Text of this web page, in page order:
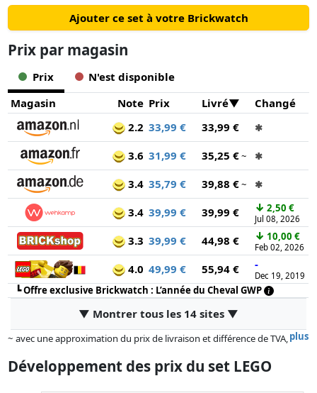
Ajouter ce set à votre Brickwatch
Prix ​​par magasin
Prix
N'est disponible
Magasin
Note Prix Livré
Changé
2.2 33,99 € 33,99 € ✱
3.6 31,99 € 35,25 €~ ✱
3.4 35,79 € 39,88 €~ ✱
3.4 39,99 € 39,99 € ↓ 2,50 €
Jul 08, 2026
3.3 39,99 € 44,98 € ↓ 10,00 €
Feb 02, 2026
4.0 49,99 € 55,94 € -
Dec 19, 2019
┗Offre exclusive Brickwatch : L’année du Cheval GWP
▼ Montrer tous les 14 sites ▼
plus
~ avec une approximation du prix de livraison et différence de TVA,
Les prix et la disponibilité peuvent avoir changé depuis la dernière mise
Développement des prix du set LEGO